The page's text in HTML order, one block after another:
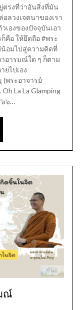
ตรงที่ว่าอันสิ่งที่มัน
ลวงเจตนาของเรา
เองของปัจจุบันเอา
คือ ให้ยึดถือ #พระ
อมไปสู่ความคิดที่
อารมณ์ใด ๆ ก็ตาม
ไปเอง
ระอาจารย์
La La Glamping
๖๖…
ณ์